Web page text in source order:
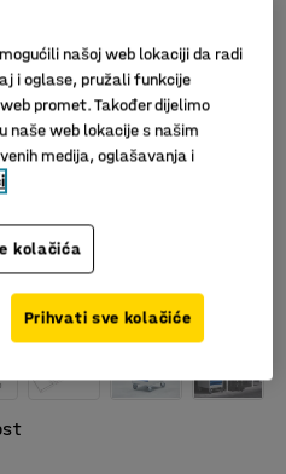
našoj web lokaciji da radi
i oglase, pružali funkcije
promet. Također dijelimo
naše web lokacije s našim
medija, oglašavanja i
kolačića
Prihvati sve kolačiće